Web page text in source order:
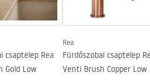
csaptelep Rea
Gold Low
Rea
Fürdőszobai csaptelep
Venti Brush Copper Low